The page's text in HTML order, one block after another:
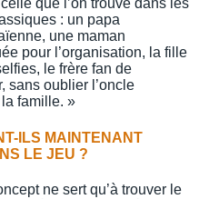
que l’on trouve dans les
: un papa
une maman
pour l’organisation, la fille
le frère fan de
sans oublier l’oncle
famille. »
ILS MAINTENANT
LE JEU ?
ne sert qu’à trouver le